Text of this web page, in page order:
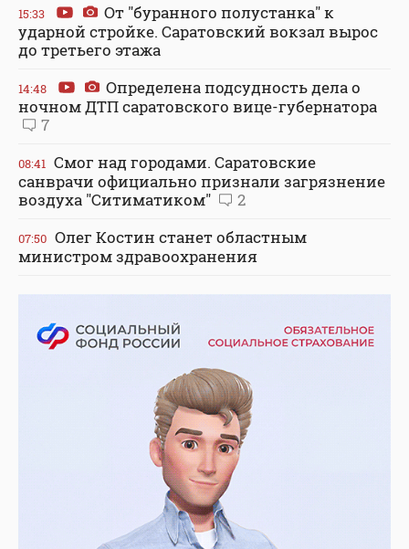
15:33
От "буранного полустанка" к
ударной стройке. Саратовский вокзал вырос
до третьего этажа
14:48
Определена подсудность дела о
ночном ДТП саратовского вице-губернатора
7
08:41 Смог над городами. Саратовские
санврачи официально признали загрязнение
воздуха "Ситиматиком"
2
07:50 Олег Костин станет областным
министром здравоохранения